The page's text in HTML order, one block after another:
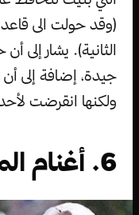
(وقد حولت الى
الثانية). يشار إلى
جيدة، إضافة إلى أن
ولكنها انقرضت
6. أغنام الماعز Sheep Goat: